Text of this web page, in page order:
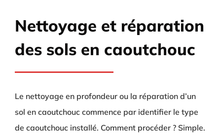
Nettoyage et réparation
des sols en caoutchouc
Le nettoyage en profondeur ou la réparation d’un
sol en caoutchouc commence par identifier le type
de caoutchouc installé. Comment procéder ? Simple.